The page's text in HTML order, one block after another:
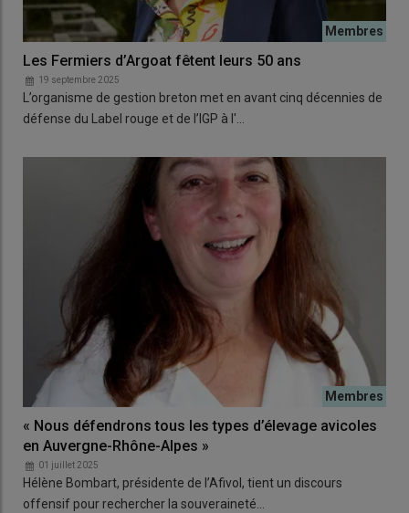
Les Fermiers d’Argoat fêtent leurs 50 ans
19 septembre 2025
L’organisme de gestion breton met en avant cinq décennies de
défense du Label rouge et de l’IGP à l'…
« Nous défendrons tous les types d’élevage avicoles
en Auvergne-Rhône-Alpes »
01 juillet 2025
Hélène Bombart, présidente de l’Afivol, tient un discours
offensif pour rechercher la souveraineté…